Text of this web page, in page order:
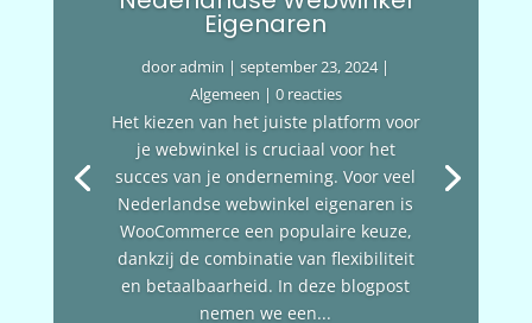
Eigenaren
dooradmin |september 23, 2024|
Algemeen | 0 reacties
Het kiezen van het juiste platform voor
je webwinkel is cruciaal voor het
succes van je onderneming. Voor veel
Nederlandse webwinkel eigenaren is
WooCommerce een populaire keuze,
dankzij de combinatie van flexibiliteit
en betaalbaarheid. In deze blogpost
nemen we een...